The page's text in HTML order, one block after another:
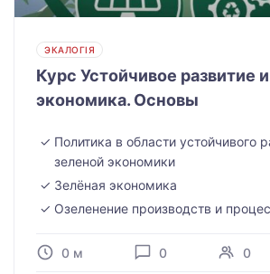
ЭКАЛОГІЯ
Курс Устойчивое развитие
экономика. Основы
Политика в области устойчивого
зеленой экономики
Зелёная экономика
Озеленение производств и
0 м 0 0